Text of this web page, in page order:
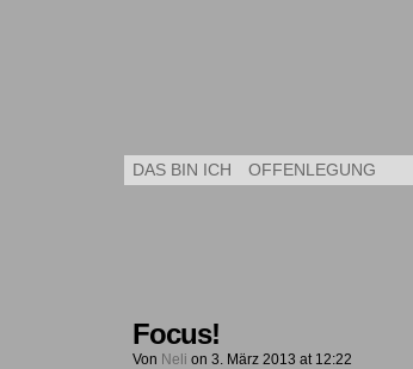
DAS BIN ICH OFFENLEGUNG
Focus!
Von Neli on 3. März 2013 at 12:22